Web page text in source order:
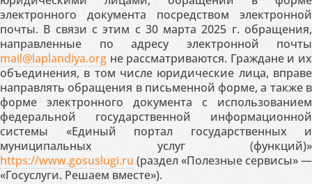
электронного документа посредством электронной
почты. В связи с этим с 30 марта 2025 г. обращения,
направленные по адресу электронной почты
mail@laplandiya.org не рассматриваются. Граждане и их
объединения, в том числе юридические лица, вправе
направлять обращения в письменной форме, а также в
форме электронного документа с использованием
федеральной государственной информационной
системы «Единый портал государственных и
муниципальных услуг (функций)»
https://www.gosuslugi.ru (раздел «Полезные сервисы» —
«Госуслуги. Решаем вместе»).